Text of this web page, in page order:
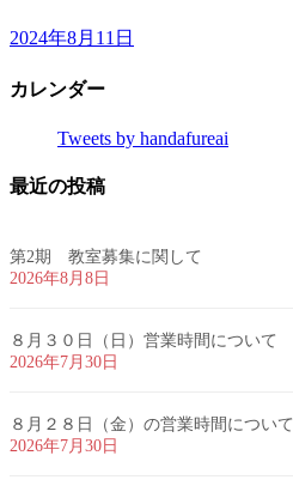
2024年8月11日
カレンダー
Tweets by handafureai
最近の投稿
第2期 教室募集に関して
2026年8月8日
８月３０日（日）営業時間について
2026年7月30日
８月２８日（金）の営業時間について
2026年7月30日